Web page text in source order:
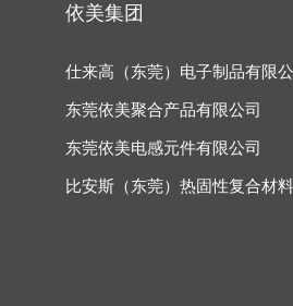
依美集团
仕来高（东莞）电子制品有限
东莞依美聚合产品有限公司
东莞依美电感元件有限公司
比安斯（东莞）热固性复合材